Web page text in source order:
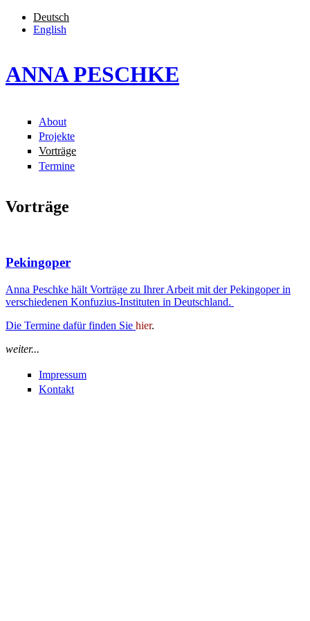
Direkt zum Inhalt
Deutsch
English
ANNA PESCHKE
Hauptmenü
About
Projekte
Vorträge
Termine
Vorträge
Pekingoper
Anna Peschke hält Vorträge zu Ihrer Arbeit mit der Pekingoper in
verschiedenen Konfuzius-Instituten in Deutschland.
Die Termine dafür finden Sie hier.
weiter...
Impressum
Kontakt